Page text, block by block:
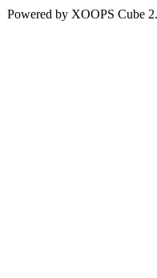
Powered by XOOPS Cube